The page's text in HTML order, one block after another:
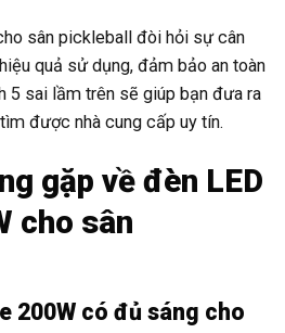
sân pickleball đòi hỏi sự cân
quả sử dụng, đảm bảo an toàn
5 sai lầm trên sẽ giúp bạn đưa ra
được nhà cung cấp uy tín.
gặp về đèn LED
cho sân
200W có đủ sáng cho